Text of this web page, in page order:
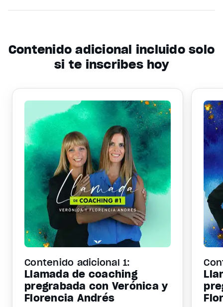
Contenido adicional incluido solo
si te inscribes hoy
Contenido adicional 1:
Llamada de coaching
pregrabada con Verónica y
Florencia Andrés